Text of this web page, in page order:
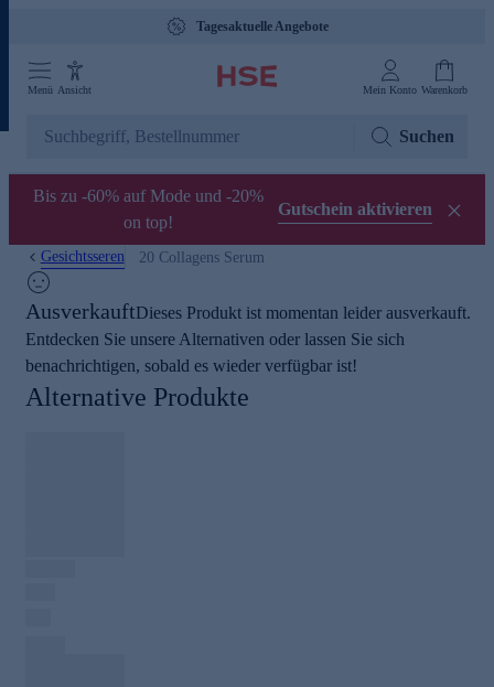
Tagesaktuelle Angebote
Menü Ansicht Mein Konto Warenkorb
Suchen
Bis zu -60% auf Mode und -20%
on top!
Gutschein aktivieren
Gesichtsseren 20 Collagens Serum
AusverkauftDieses Produkt ist momentan leider ausverkauft.
Entdecken Sie unsere Alternativen oder lassen Sie sich
benachrichtigen, sobald es wieder verfügbar ist!
Alternative Produkte